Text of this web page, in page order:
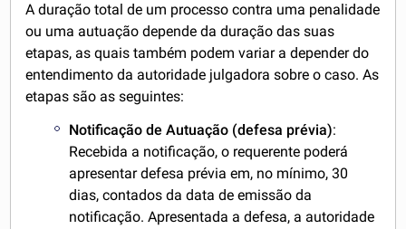
A duração total de um processo contra uma penalidade
ou uma autuação depende da duração das suas
etapas, as quais também podem variar a depender do
entendimento da autoridade julgadora sobre o caso. As
etapas são as seguintes:
Notificação de Autuação (defesa prévia):
Recebida a notificação, o requerente poderá
apresentar defesa prévia em, no mínimo, 30
dias, contados da data de emissão da
notificação. Apresentada a defesa, a autoridade